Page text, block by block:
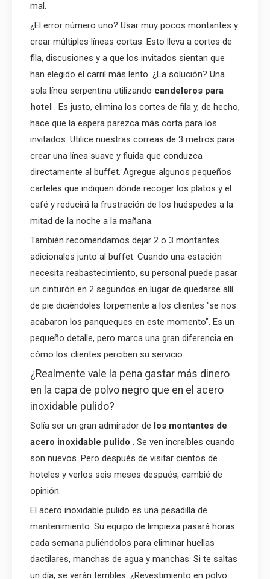
mal.
¿El error número uno? Usar muy pocos montantes y
crear múltiples líneas cortas. Esto lleva a cortes de
fila, discusiones y a que los invitados sientan que
han elegido el carril más lento. ¿La solución? Una
sola línea serpentina utilizando candeleros para
hotel . Es justo, elimina los cortes de fila y, de hecho,
hace que la espera parezca más corta para los
invitados. Utilice nuestras correas de 3 metros para
crear una línea suave y fluida que conduzca
directamente al buffet. Agregue algunos pequeños
carteles que indiquen dónde recoger los platos y el
café y reducirá la frustración de los huéspedes a la
mitad de la noche a la mañana.
También recomendamos dejar 2 o 3 montantes
adicionales junto al buffet. Cuando una estación
necesita reabastecimiento, su personal puede pasar
un cinturón en 2 segundos en lugar de quedarse allí
de pie diciéndoles torpemente a los clientes "se nos
acabaron los panqueques en este momento". Es un
pequeño detalle, pero marca una gran diferencia en
cómo los clientes perciben su servicio.
¿Realmente vale la pena gastar más dinero
en la capa de polvo negro que en el acero
inoxidable pulido?
Solía ​​ser un gran admirador de los montantes de
acero inoxidable pulido . Se ven increíbles cuando
son nuevos. Pero después de visitar cientos de
hoteles y verlos seis meses después, cambié de
opinión.
El acero inoxidable pulido es una pesadilla de
mantenimiento. Su equipo de limpieza pasará horas
cada semana puliéndolos para eliminar huellas
dactilares, manchas de agua y manchas. Si te saltas
un día, se verán terribles. ¿Revestimiento en polvo